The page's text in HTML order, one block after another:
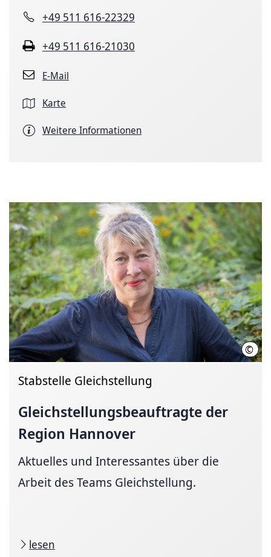
+49 511 616-22329
+49 511 616-21030
E-Mail
Karte
Weitere Informationen
©
Stabstelle Gleichstellung
Gleichstellungsbeauftragte der
Region Hannover
Aktuelles und Interessantes über die
Arbeit des Teams Gleichstellung.
lesen